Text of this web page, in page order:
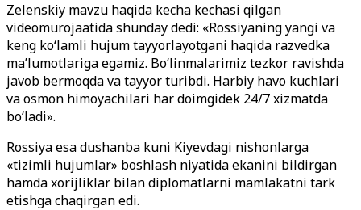
Zelenskiy mavzu haqida kecha kechasi qilgan
videomurojaatida shunday dedi: «Rossiyaning yangi va
keng ko‘lamli hujum tayyorlayotgani haqida razvedka
ma’lumotlariga egamiz. Bo‘linmalarimiz tezkor ravishda
javob bermoqda va tayyor turibdi. Harbiy havo kuchlari
va osmon himoyachilari har doimgidek 24/7 xizmatda
bo‘ladi».
Rossiya esa dushanba kuni Kiyevdagi nishonlarga
«tizimli hujumlar» boshlash niyatida ekanini bildirgan
hamda xorijliklar bilan diplomatlarni mamlakatni tark
etishga chaqirgan edi.